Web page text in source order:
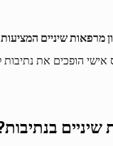
מרפאות שיניים
הופכים את